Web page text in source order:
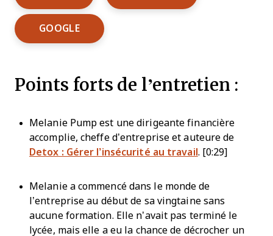
GOOGLEOpens New Window
Points forts de l’entretien :
Melanie Pump est une dirigeante financière
accomplie, cheffe d’entreprise et auteure de
Detox : Gérer l’insécurité au travail . [0:29]
Melanie a commencé dans le monde de
l’entreprise au début de sa vingtaine sans
aucune formation. Elle n’avait pas terminé le
lycée, mais elle a eu la chance de décrocher un